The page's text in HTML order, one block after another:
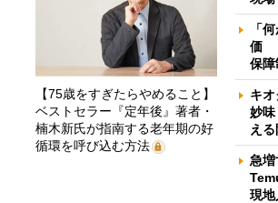
【75歳をすぎたらやめること】
ベストセラー『定年後』著者・
楠木新氏が指南する老年期の好
循環を呼び込む方法
「
価
保障
キ
妙
え
急
現地